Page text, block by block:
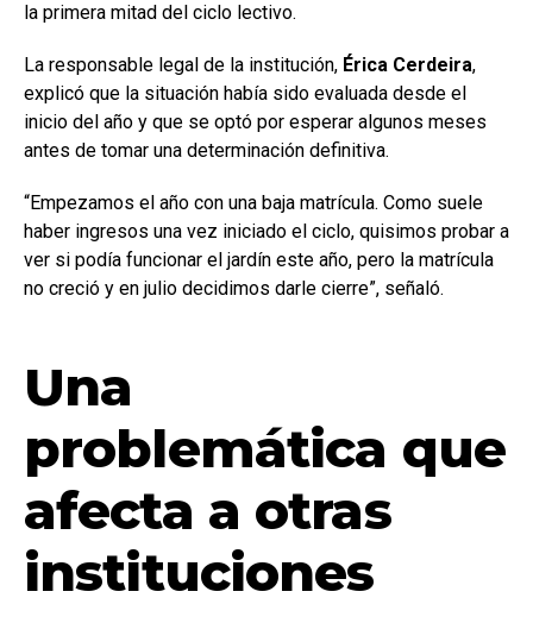
la primera mitad del ciclo lectivo.
La responsable legal de la institución, Érica Cerdeira,
explicó que la situación había sido evaluada desde el
inicio del año y que se optó por esperar algunos meses
antes de tomar una determinación definitiva.
“Empezamos el año con una baja matrícula. Como suele
haber ingresos una vez iniciado el ciclo, quisimos probar a
ver si podía funcionar el jardín este año, pero la matrícula
no creció y en julio decidimos darle cierre”, señaló.
Una
problemática que
afecta a otras
instituciones